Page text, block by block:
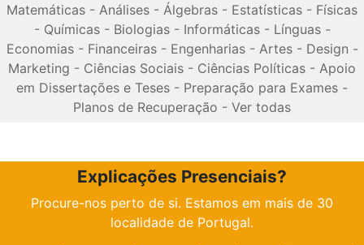
Matemáticas - Análises - Álgebras - Estatísticas - Físicas
- Químicas- Biologias- Informáticas- Línguas-
Economias- Financeiras- Engenharias- Artes- Design -
Marketing - Ciências Sociais - Ciências Políticas - Apoio
em Dissertações e Teses - Preparação para Exames -
Planos de Recuperação - Ver todas
Explicações Presenciais?
Procure-nos perto de si. Estamos em mais de 30
localidade de Portugal.